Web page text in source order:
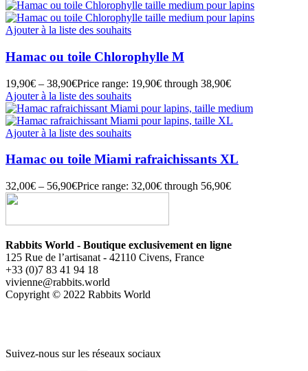
Ajouter à la liste des souhaits
Hamac ou toile Chlorophylle M
19,90€ – 38,90€Price range: 19,90€ through 38,90€
Ajouter à la liste des souhaits
Ajouter à la liste des souhaits
Hamac ou toile Miami rafraichissants XL
32,00€ – 56,90€Price range: 32,00€ through 56,90€
Rabbits World - Boutique exclusivement en ligne
125 Rue de l’artisanat - 42110 Civens, France
+33 (0)7 83 41 94 18
vivienne@rabbits.world
Copyright © 2022 Rabbits World
Suivez-nous sur les réseaux sociaux